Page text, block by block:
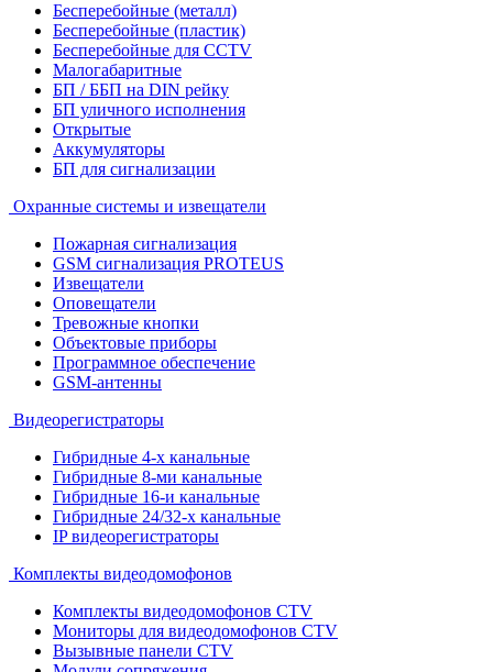
Бесперебойные (металл)
Бесперебойные (пластик)
Бесперебойные для CCTV
Малогабаритные
БП / ББП на DIN рейку
БП уличного исполнения
Открытые
Аккумуляторы
БП для сигнализации
Охранные системы и извещатели
Пожарная сигнализация
GSM сигнализация PROTEUS
Извещатели
Оповещатели
Тревожные кнопки
Объектовые приборы
Программное обеспечение
GSM-антенны
Видеорегистраторы
Гибридные 4-х канальные
Гибридные 8-ми канальные
Гибридные 16-и канальные
Гибридные 24/32-х канальные
IP видеорегистраторы
Комплекты видеодомофонов
Комплекты видеодомофонов CTV
Мониторы для видеодомофонов CTV
Вызывные панели CTV